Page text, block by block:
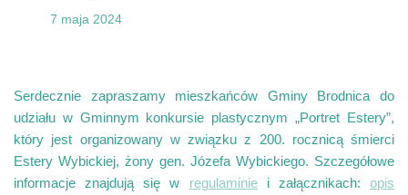
7 maja 2024
Serdecznie zapraszamy mieszkańców Gminy Brodnica do
udziału w Gminnym konkursie plastycznym „Portret Estery”,
który jest organizowany w związku z 200. rocznicą śmierci
Estery Wybickiej, żony gen. Józefa Wybickiego. Szczegółowe
informacje znajdują się w regulaminiei załącznikach:opis